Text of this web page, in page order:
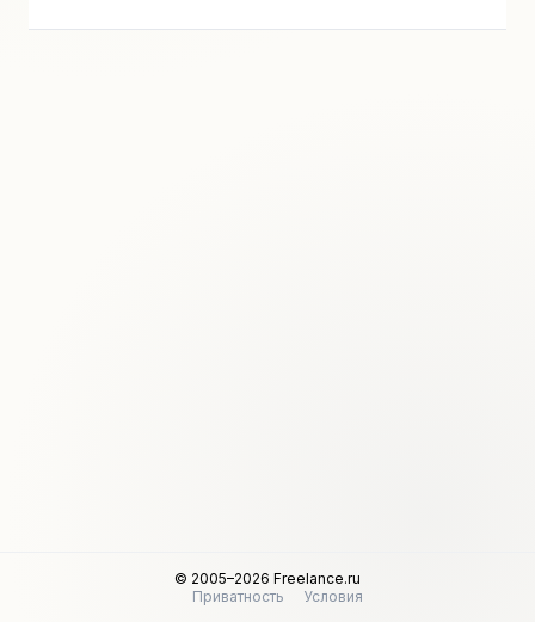
© 2005–2026 Freelance.ru
Приватность
Условия